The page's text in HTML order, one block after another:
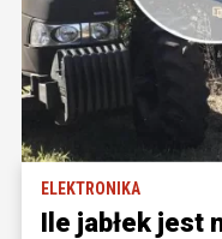
ELEKTRONIKA
Ile jabłek jest